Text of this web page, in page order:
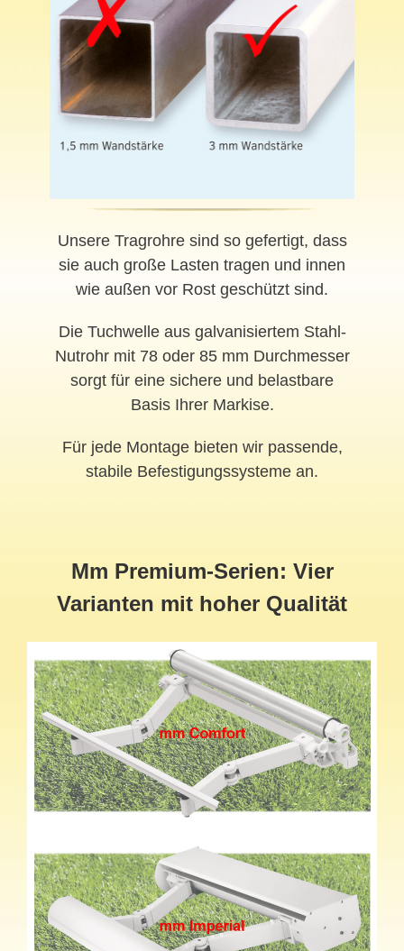
Unsere Tragrohre sind so gefertigt, dass
sie auch große Lasten tragen und innen
wie außen vor Rost geschützt sind.
Die Tuchwelle aus galvanisiertem Stahl-
Nutrohr mit 78 oder 85 mm Durchmesser
sorgt für eine sichere und belastbare
Basis Ihrer Markise.
Für jede Montage bieten wir passende,
stabile Befestigungssysteme an.
Mm Premium-Serien: Vier
Varianten mit hoher Qualität